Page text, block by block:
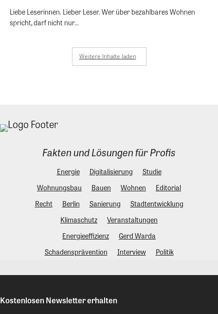
Liebe Leserinnen. Lieber Leser. Wer über bezahlbares Wohnen
spricht, darf nicht nur...
Weitere Inhalte laden
Fakten und Lösungen für Profis
Energie Digitalisierung
Studie
Wohnungsbau
Bauen Wohnen
Editorial
Recht
Berlin Sanierung
Stadtentwicklung
Klimaschutz
Veranstaltungen
Energieeffizienz
Gerd Warda
Schadensprävention
Interview Politik
Kostenlosen Newsletter erhalten